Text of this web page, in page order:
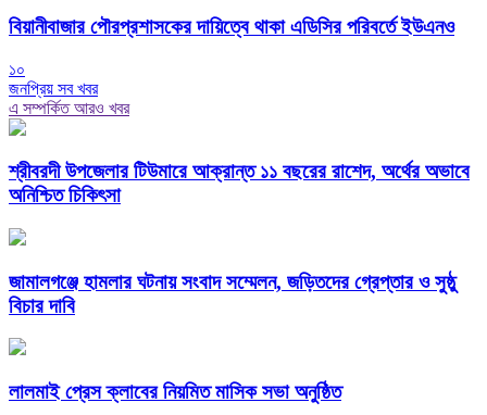
বিয়ানীবাজার পৌরপ্রশাসকের দায়িত্বে থাকা এডিসির পরিবর্তে ইউএনও
১০
জনপ্রিয় সব খবর
এ সম্পর্কিত আরও খবর
শ্রীবরদী উপজেলার টিউমারে আক্রান্ত ১১ বছরের রাশেদ, অর্থের অভাবে
অনিশ্চিত চিকিৎসা
জামালগঞ্জে হামলার ঘটনায় সংবাদ সম্মেলন, জড়িতদের গ্রেপ্তার ও সুষ্ঠু
বিচার দাবি
লালমাই প্রেস ক্লাবের নিয়মিত মাসিক সভা অনুষ্ঠিত